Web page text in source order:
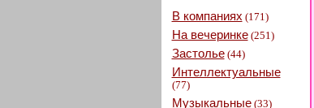
В компаниях (171)
На вечеринке(251)
Застолье(44)
Интеллектуальные
(77)
Музыкальные(33)